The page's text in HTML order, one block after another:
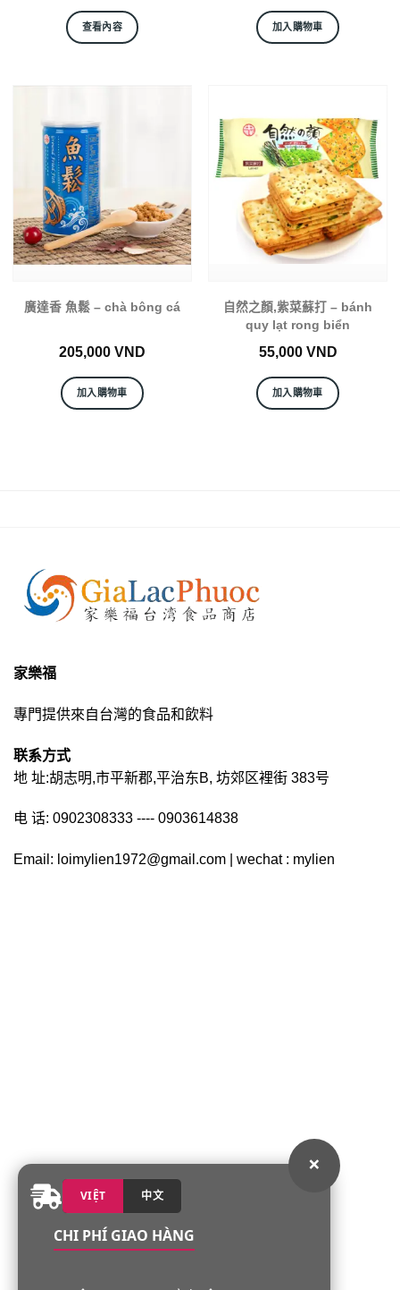
×
VIỆT 中文
CHI PHÍ GIAO HÀNG
查看內容 加入購物車
廣達香 魚鬆 – chà bông cá
205,000 VND
加入購物車
自然之顏,紫菜蘇打 – bánh
quy lạt rong biển
55,000 VND
加入購物車
家樂福
專門提供來自台灣的食品和飲料
联系方式
地 址:胡志明,市平新郡,平治东B, 坊郊区裡街 383号
电 话: 0902308333 ---- 0903614838
Email: loimylien1972@gmail.com | wechat : mylien